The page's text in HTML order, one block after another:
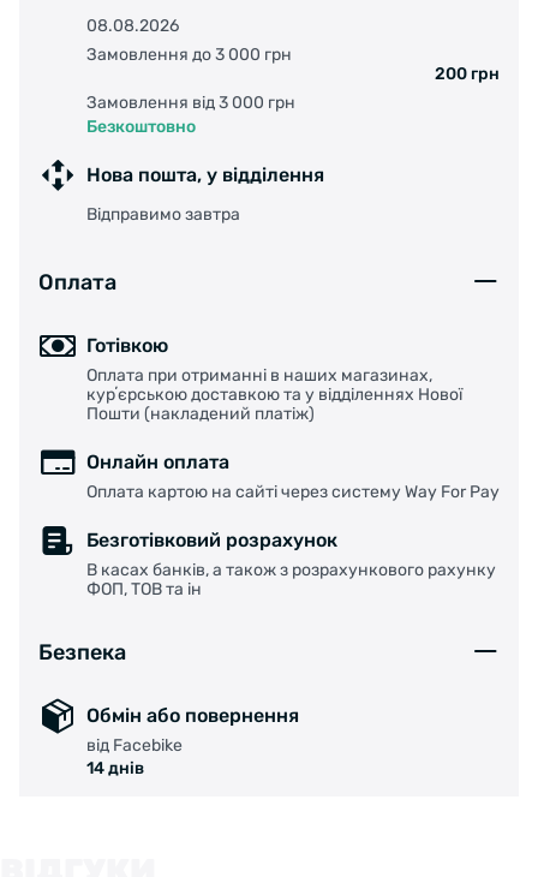
08.08.2026
Замовлення до 3 000 грн
200 грн
Замовлення від 3 000 грн
Безкоштовно
Нова пошта, у відділення
Відправимо завтра
Оплата
Готівкою
Оплата при отриманні в наших магазинах,
курʼєрською доставкою та у відділеннях Нової
Пошти (накладений платіж)
Онлайн оплата
Оплата картою на сайті через систему Way For Pay
Безготівковий розрахунок
В касах банків, а також з розрахункового рахунку
ФОП, ТОВ та ін
Безпека
Обмін або повернення
від Facebike
14 днів